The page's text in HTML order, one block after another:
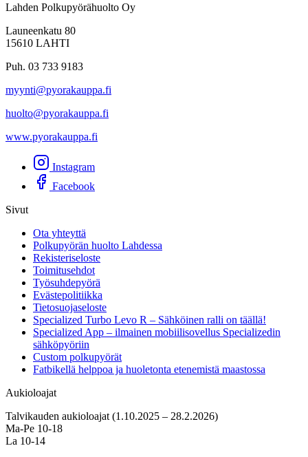
Lahden Polkupyörähuolto Oy
Launeenkatu 80
15610 LAHTI
Puh. 03 733 9183
myynti@pyorakauppa.fi
huolto@pyorakauppa.fi
www.pyorakauppa.fi
Instagram
Facebook
Sivut
Ota yhteyttä
Polkupyörän huolto Lahdessa
Rekisteriseloste
Toimitusehdot
Työsuhdepyörä
Evästepolitiikka
Tietosuojaseloste
Specialized Turbo Levo R – Sähköinen ralli on täällä!
Specialized App – ilmainen mobiilisovellus Specializedin
sähköpyöriin
Custom polkupyörät
Fatbikellä helppoa ja huoletonta etenemistä maastossa
Aukioloajat
Talvikauden aukioloajat (1.10.2025 – 28.2.2026)
Ma-Pe 10-18
La 10-14